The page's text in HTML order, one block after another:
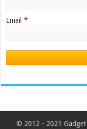
Email*
© 2012 - 2021